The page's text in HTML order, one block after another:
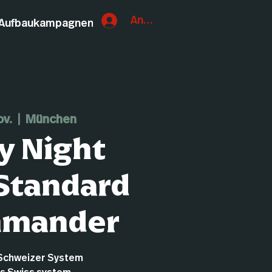
Anmelden
  |
München
Night
System